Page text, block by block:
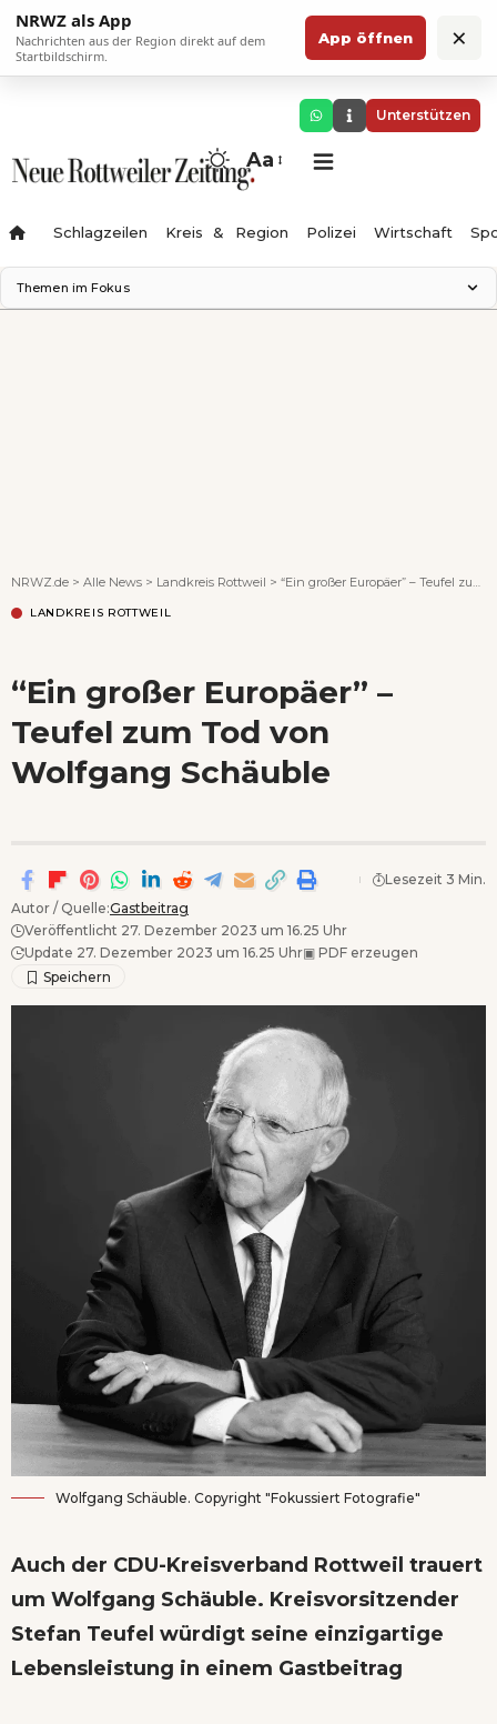
NRWZ als App
Nachrichten aus der Region direkt auf dem
Startbildschirm.
App öffnen ×
Unterstützen
Aa
Schlagzeilen Kreis & Region Polizei Wirtschaft
Themen im Fokus
NRWZ.de > Alle News > Landkreis Rottweil > “Ein großer Europäer” – Teufel zum Tod von Wolfgang Schäuble
LANDKREIS ROTTWEIL
“Ein großer Europäer” –
Teufel zum Tod von
Wolfgang Schäuble
Autor / Quelle:Gastbeitrag
Veröffentlicht 27. Dezember 2023 um 16.25 Uhr
Update 27. Dezember 2023 um 16.25 Uhr▣ PDF erzeugen
Lesezeit 3 Min.
Wolfgang Schäuble. Copyright "Fokussiert Fotografie"
Auch der CDU-Kreisverband Rottweil trauert
um Wolfgang Schäuble. Kreisvorsitzender
Stefan Teufel würdigt seine einzigartige
Lebensleistung in einem Gastbeitrag